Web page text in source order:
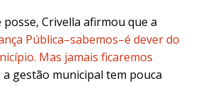
posse, Crivella afirmou que a
Pública–sabemos–é dever do
Mas jamais ficaremos
a gestão municipal tem pouca